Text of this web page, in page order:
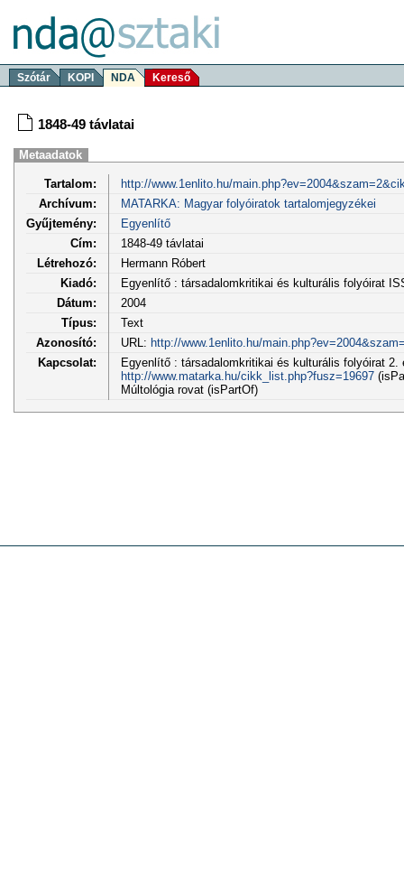
Szótár KOPI NDA Kereső
1848-49 távlatai
Metaadatok
Tartalom:
http://www.1enlito.hu/
Archívum:
MATARKA: Magyar folyóiratok tartalomjegyzékei
Gyűjtemény:
Egyenlítő
Cím:
1848-49 távlatai
Létrehozó:
Hermann Róbert
Kiadó:
Egyenlítő : társadalomkritikai és kulturális folyóirat
Dátum:
2004
Típus:
Text
Azonosító:
URL: http://www.1enlito.hu/
Kapcsolat:
Egyenlítő : társadalomkritikai és kulturális folyóirat 2.
http://www.matarka.hu/cikk_list.php?fusz=19697
Múltológia rovat (isPartOf)